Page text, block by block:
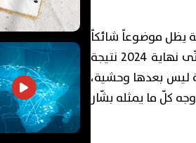
يظل موضوعاً شائكاً
في غاية التعقيد بسبب ممارسات النظام الذي قام في العام 1966 واستمر حتّى نهاية 2024 نتيجة
ليس بعدها وحشية،
الشعبية في وجه كلّ ما يمثله بشّار